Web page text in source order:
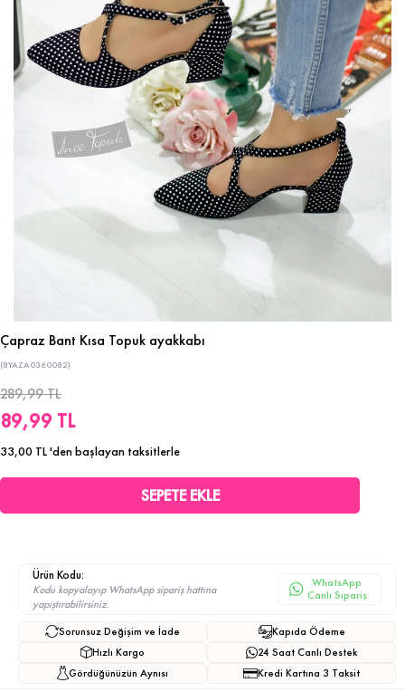
Çapraz Bant Kısa Topuk ayakkabı
(8YAZA0360082)
289,99 TL
89,99 TL
33,00 TL'den başlayan taksitlerle
Ürün Kodu:
Kodu kopyalayıp WhatsApp sipariş hattına
yapıştırabilirsiniz.
WhatsApp
Canlı Sipariş
Sorunsuz Değişim ve İade
Hızlı Kargo
Gördüğünüzün Aynısı
Kapıda Ödeme
24 Saat Canlı Destek
Kredi Kartına 3 Taksit